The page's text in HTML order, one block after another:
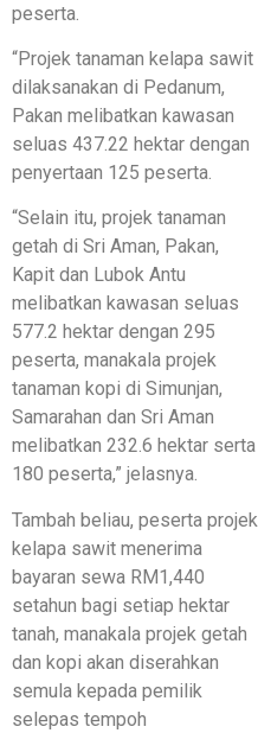
peserta.
“Projek tanaman kelapa sawit
dilaksanakan di Pedanum,
Pakan melibatkan kawasan
seluas 437.22 hektar dengan
penyertaan 125 peserta.
“Selain itu, projek tanaman
getah di Sri Aman, Pakan,
Kapit dan Lubok Antu
melibatkan kawasan seluas
577.2 hektar dengan 295
peserta, manakala projek
tanaman kopi di Simunjan,
Samarahan dan Sri Aman
melibatkan 232.6 hektar serta
180 peserta,” jelasnya.
Tambah beliau, peserta projek
kelapa sawit menerima
bayaran sewa RM1,440
setahun bagi setiap hektar
tanah, manakala projek getah
dan kopi akan diserahkan
semula kepada pemilik
selepas tempoh